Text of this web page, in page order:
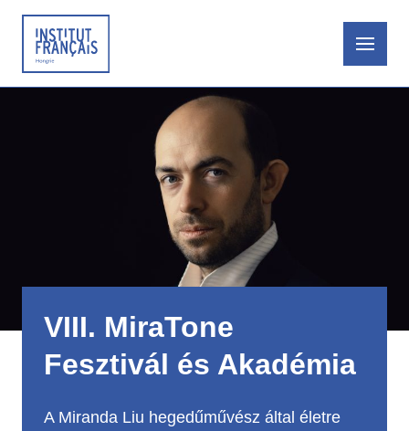
tartalomra
Furoshiki workshop
Aurélie Le Marec-kel
Tanuld meg a furoshiki technikát Aurélie Le